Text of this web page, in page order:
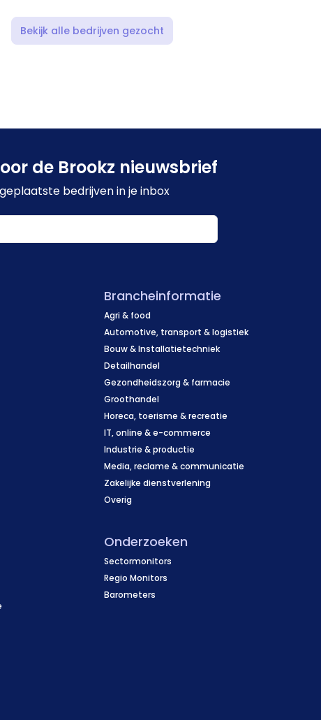
Bekijk alle bedrijven gezocht
de Brookz nieuwsbrief
bedrijven in je inbox
Brancheinformatie
Agri & food
Automotive, transport & logistiek
Bouw & Installatietechniek
Detailhandel
Gezondheidszorg & farmacie
Groothandel
Horeca, toerisme & recreatie
IT, online & e-commerce
Industrie & productie
Media, reclame & communicatie
Zakelijke dienstverlening
Overig
Onderzoeken
Sectormonitors
Regio Monitors
Barometers